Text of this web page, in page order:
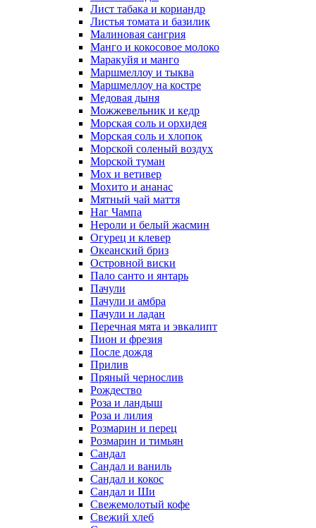
Лист табака и кориандр
Листья томата и базилик
Малиновая сангрия
Манго и кокосовое молоко
Маракуйя и манго
Маршмеллоу и тыква
Маршмеллоу на костре
Медовая дыня
Можжевельник и кедр
Морская соль и орхидея
Морская соль и хлопок
Морской соленый воздух
Морской туман
Мох и ветивер
Мохито и ананас
Мятный чай маття
Наг Чампа
Нероли и белый жасмин
Огурец и клевер
Океанский бриз
Островной виски
Пало санто и янтарь
Пачули
Пачули и амбра
Пачули и ладан
Перечная мята и эвкалипт
Пион и фрезия
После дождя
Прилив
Пряный чернослив
Рождество
Роза и ландыш
Роза и лилия
Розмарин и перец
Розмарин и тимьян
Сандал
Сандал и ваниль
Сандал и кокос
Сандал и Ши
Свежемолотый кофе
Свежий хлеб